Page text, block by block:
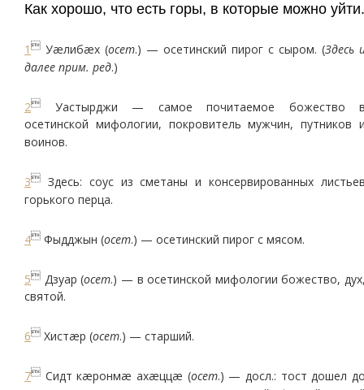
Как хорошо, что есть горы, в которые можно уйти.
1  Уæлибæх (осет.) — осетинский пирог с сыром. (Здесь
далее прим. ред.)
2
Уастырджи — самое почитаемое божество
осетинской мифологии, покровитель мужчин, путников
воинов.
3 Здесь: соус из сметаны и консервированных
горького перца.
4 Фыдджын (осет.) — осетинский пирог с мясом.
5 Дзуар (осет.) — в осетинской мифологии божество,
святой.
6 Хистæр (осет.) — старший.
7 Сидт кæронмæ ахæццæ (осет.) — досл.: тост дошел